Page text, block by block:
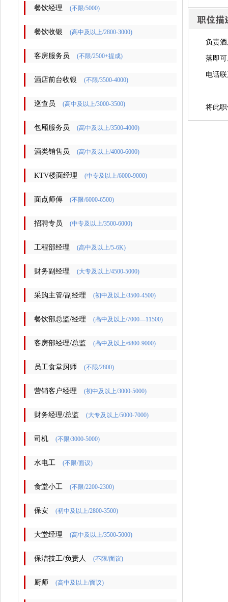
餐饮经理 (不限/5000)
餐饮收银 (高中及以上/2800-3000)
客房服务员 (不限/2500+提成)
酒店前台收银 (不限/3500-4000)
巡查员 (高中及以上/3000-3500)
包厢服务员 (高中及以上/3500-4000)
酒类销售员 (高中及以上/4000-6000)
KTV楼面经理 (中专及以上/6000-9000)
面点师傅 (不限/6000-6500)
招聘专员 (中专及以上/3500-6000)
工程部经理 (高中及以上/5-6K)
财务副经理 (大专及以上/4500-5000)
采购主管/副经理 (初中及以上/3500-4500)
餐饮部总监/经理 (高中及以上/7000—11500)
客房部经理/总监 (高中及以上/6800-9000)
员工食堂厨师 (不限/2800)
营销客户经理 (初中及以上/3000-5000)
财务经理/总监 (大专及以上/5000-7000)
司机 (不限/3000-5000)
水电工 (不限/面议)
食堂小工 (不限/2200-2300)
保安 (初中及以上/2800-3500)
大堂经理 (高中及以上/3500-5000)
保洁技工/负责人 (不限/面议)
厨师 (高中及以上/面议)
负责
落即
电话
将此